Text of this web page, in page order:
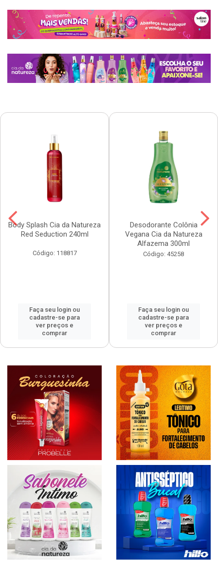
Body Splash Cia da Natureza
Red Seduction 240ml
Código: 118817
Faça seu login ou
cadastre-se para
ver preços e
comprar
Desodorante Colônia
Vegana Cia da Natureza
Alfazema 300ml
Código: 45258
Faça seu login ou
cadastre-se para
ver preços e
comprar